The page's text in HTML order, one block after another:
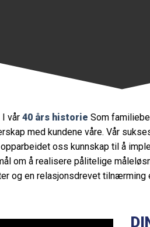
vår 40 års historie Som
med kundene våre. Vår
oss kunnskap til å
om å realisere pålitelige
og en relasjonsdrevet